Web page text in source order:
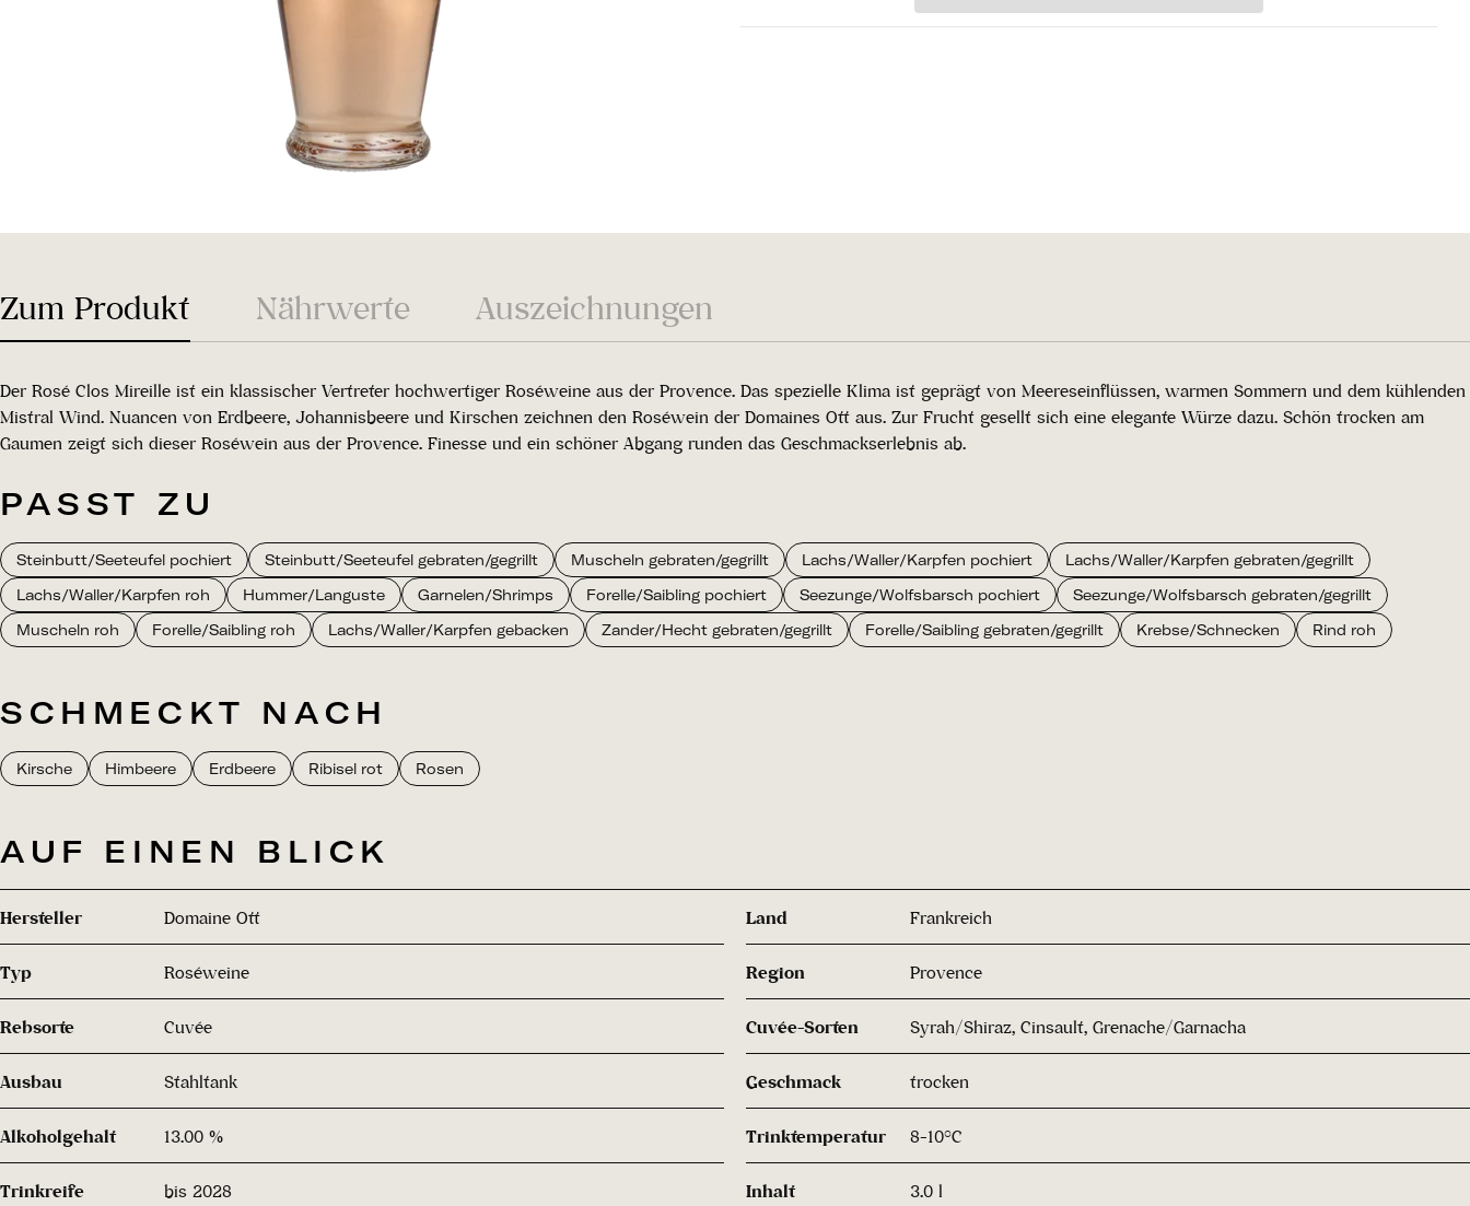
Zum Produkt Nährwerte Auszeichnungen
Der Rosé Clos Mireille ist ein klassischer Vertreter hochwertiger Roséweine aus der Provence. Das spezielle Klima ist geprägt von Meereseinflüssen, warmen Sommern und dem kühlenden
Mistral Wind. Nuancen von Erdbeere, Johannisbeere und Kirschen zeichnen den Roséwein der Domaines Ott aus. Zur Frucht gesellt sich eine elegante Würze dazu. Schön trocken am
Gaumen zeigt sich dieser Roséwein aus der Provence. Finesse und ein schöner Abgang runden das Geschmackserlebnis ab.
PASST ZU
Steinbutt/Seeteufel pochiert Steinbutt/Seeteufel gebraten/gegrillt Muscheln gebraten/gegrillt Lachs/Waller/Karpfen pochiert
Lachs/Waller/Karpfen gebraten/gegrillt
Lachs/Waller/Karpfen roh
Hummer/Languste Garnelen/Shrimps Forelle/Saibling pochiert Seezunge/Wolfsbarsch pochiert
Seezunge/Wolfsbarsch gebraten/gegrillt
Muscheln roh
Forelle/Saibling roh Lachs/Waller/Karpfen gebacken Zander/Hecht gebraten/gegrillt Forelle/Saibling gebraten/gegrillt Krebse/Schnecken Rind roh
SCHMECKT NACH
Kirsche Himbeere Erdbeere Ribisel rot Rosen
AUF EINEN BLICK
Hersteller Domaine Ott Land Frankreich
Typ Roséweine Region Provence
Rebsorte Cuvée Cuvée-Sorten Syrah/Shiraz, Cinsault, Grenache/Garnacha
Ausbau Stahltank Geschmack trocken
Alkoholgehalt 13.00 % Trinktemperatur 8-10°C
Trinkreife bis 2028 Inhalt 3.0 l